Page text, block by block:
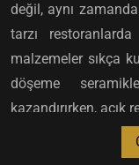
değil, aynı
tarzı
malzemeler sıkça
döşeme
kazandırırken, açık